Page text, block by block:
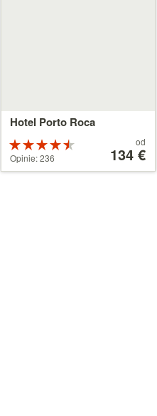
Hotel Porto Roca
4.5 na 5
gwiazdek
Opinie: 236 134 €
od
134 €